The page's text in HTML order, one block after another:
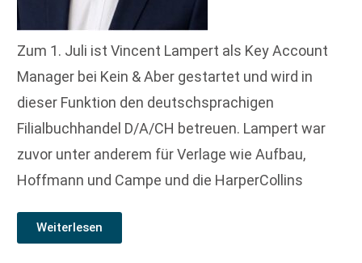
Zum 1. Juli ist Vincent Lampert als Key Account
Manager bei Kein & Aber gestartet und wird in
dieser Funktion den deutschsprachigen
Filialbuchhandel D/A/CH betreuen. Lampert war
zuvor unter anderem für Verlage wie Aufbau,
Hoffmann und Campe und die HarperCollins
Weiterlesen